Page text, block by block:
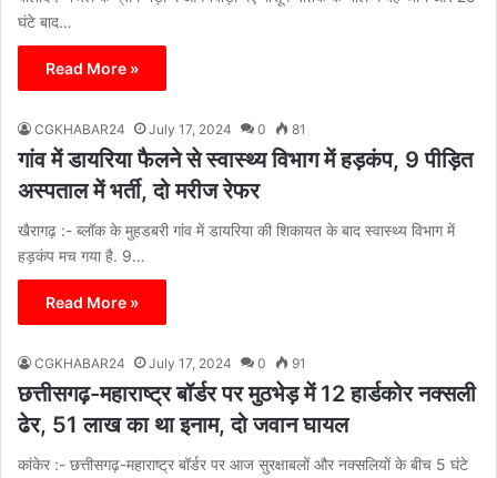
घंटे बाद…
Read More »
CGKHABAR24 July 17, 2024 0 81
गांव में डायरिया फैलने से स्वास्थ्य विभाग में हड़कंप, 9 पीड़ित
अस्पताल में भर्ती, दो मरीज रेफर
खैरागढ़ :- ब्लॉक के मुहडबरी गांव में डायरिया की शिकायत के बाद स्वास्थ्य विभाग में
हड़कंप मच गया है. 9…
Read More »
CGKHABAR24 July 17, 2024 0 91
छत्तीसगढ़-महाराष्ट्र बॉर्डर पर मुठभेड़ में 12 हार्डकोर नक्सली
ढेर, 51 लाख का था इनाम, दो जवान घायल
कांकेर :- छत्तीसगढ़-महाराष्ट्र बॉर्डर पर आज सुरक्षाबलों और नक्सलियों के बीच 5 घंटे